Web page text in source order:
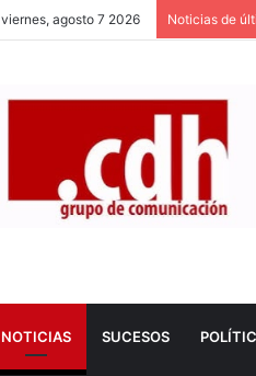
viernes, agosto 7 2026 Noticias de
NOTICIAS SUCESOS